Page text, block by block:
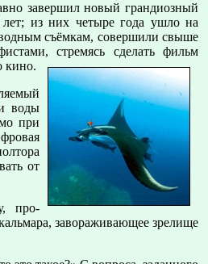
завершил новый грандиозный
лет; из них четыре года ушло на
съёмкам, совершили свыше
стремясь сделать фильм
кино.
воды
при
от
про-
завораживающее зрелище